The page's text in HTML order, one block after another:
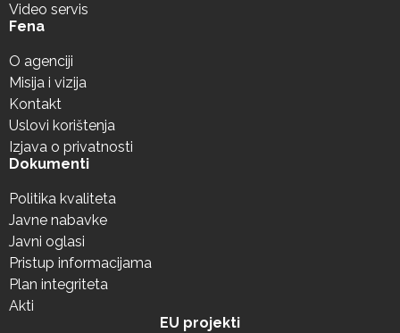
Video servis
Fena
O agenciji
Misija i vizija
Kontakt
Uslovi korištenja
Izjava o privatnosti
Dokumenti
Politika kvaliteta
Javne nabavke
Javni oglasi
Pristup informacijama
Plan integriteta
Akti
EU projekti